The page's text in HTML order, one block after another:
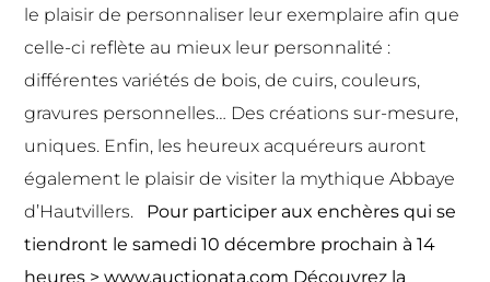
le plaisir de personnaliser leur exemplaire afin que
celle-ci reflète au mieux leur personnalité :
différentes variétés de bois, de cuirs, couleurs,
gravures personnelles… Des créations sur-mesure,
uniques. Enfin, les heureux acquéreurs auront
également le plaisir de visiter la mythique Abbaye
d’Hautvillers. Pour participer aux enchères qui se
tiendront le samedi 10 décembre prochain à 14
heures >www.auctionata.com Découvrez la